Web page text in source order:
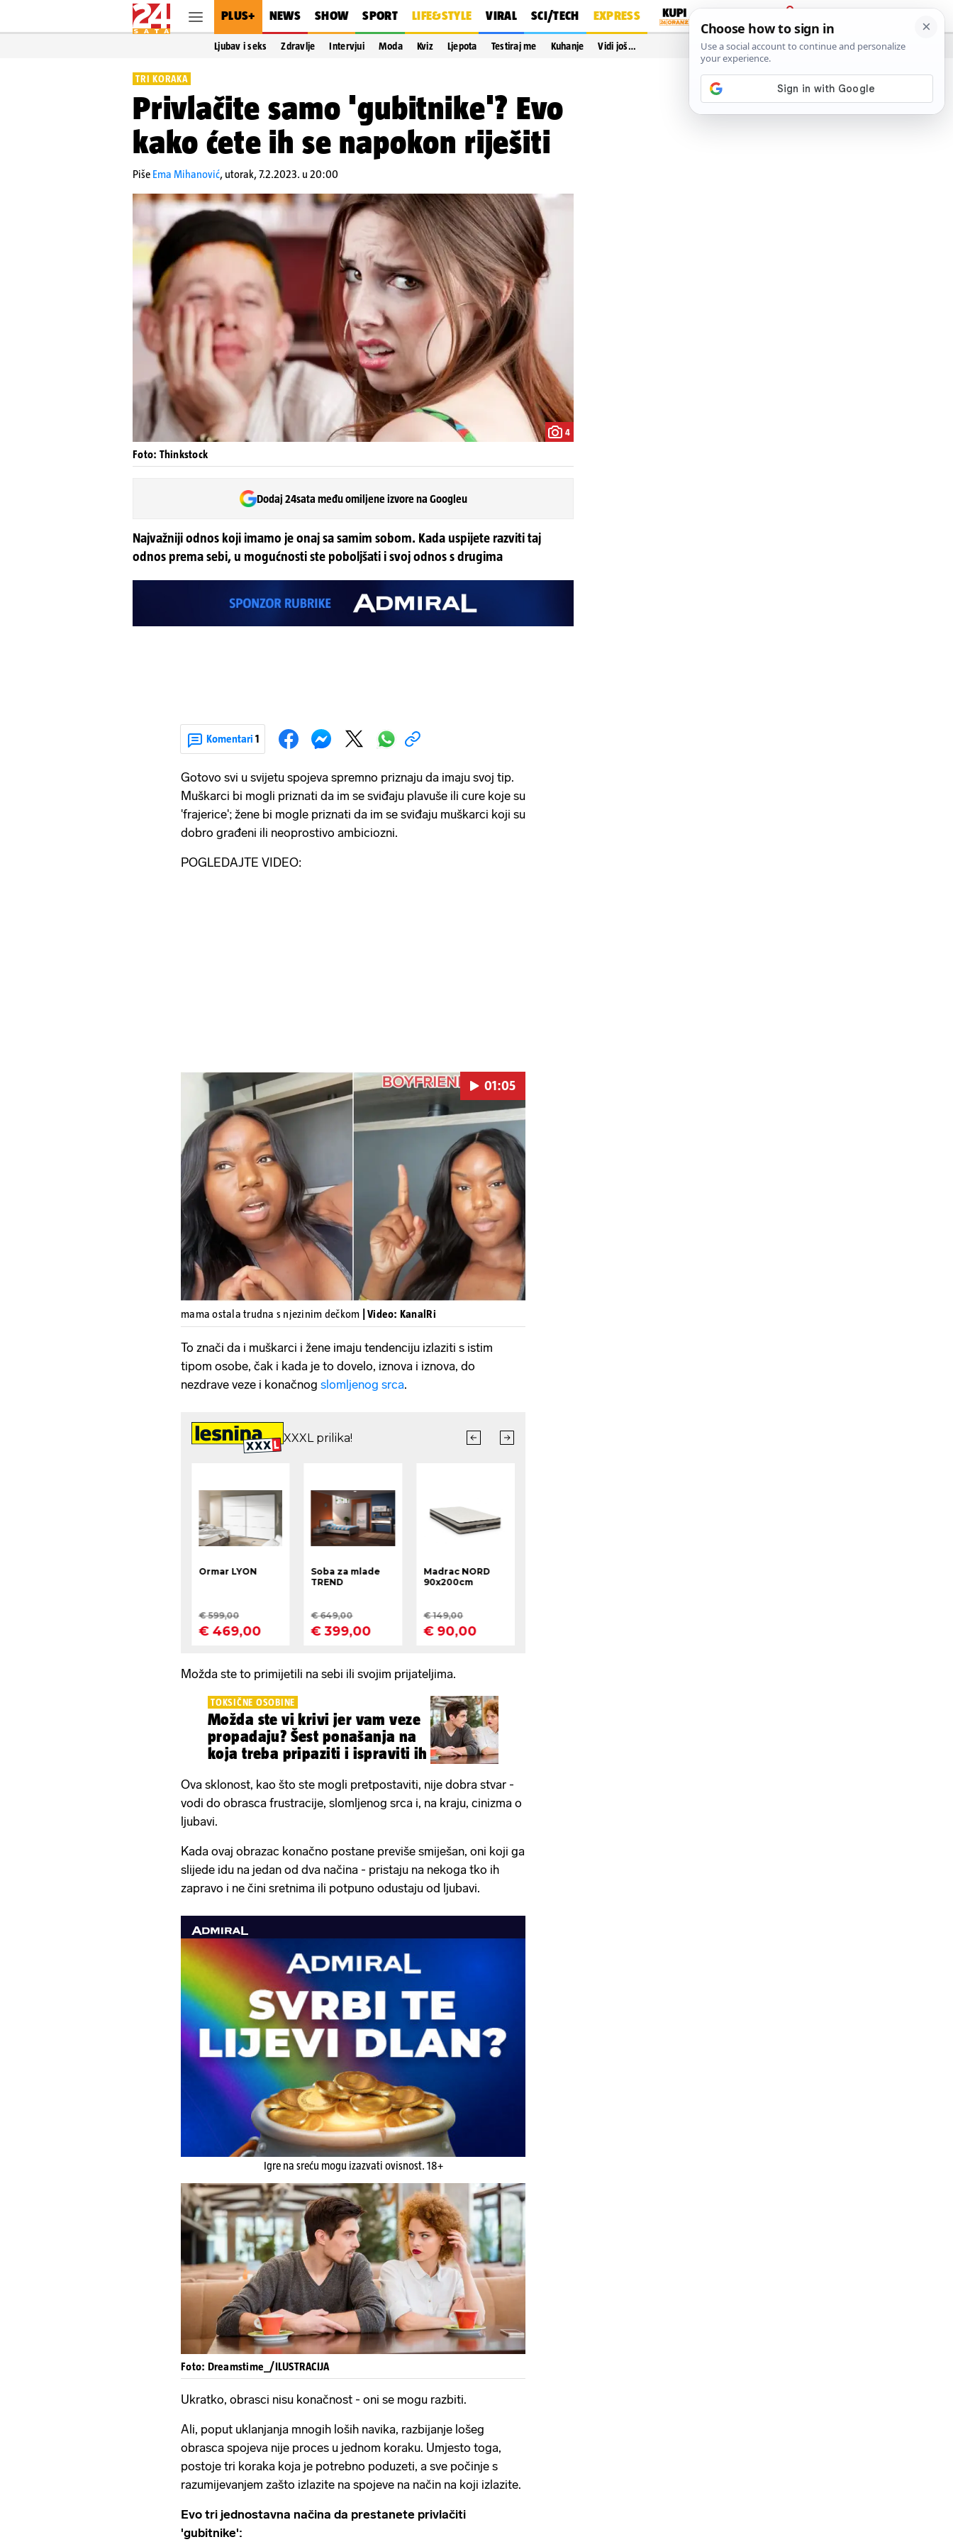
PLUS+ NEWS SHOW SPORT LIFE&STYLE VIRAL SCI/TECH EXPRESS
PRIJAVA
Ljubav i seks Zdravlje Intervjui Moda Kviz Ljepota Testiraj me Kuhanje Vidi još…
TRI KORAKA
Privlačite samo 'gubitnike'? Evo
kako ćete ih se napokon riješiti
Piše Ema Mihanović, utorak, 7.2.2023. u 20:00
4
Foto: Thinkstock
Dodaj 24sata među omiljene izvore na Googleu
Najvažniji odnos koji imamo je onaj sa samim sobom. Kada uspijete razviti taj
odnos prema sebi, u mogućnosti ste poboljšati i svoj odnos s drugima
Komentari 1
Gotovo svi u svijetu spojeva spremno priznaju da imaju svoj tip.
Muškarci bi mogli priznati da im se sviđaju plavuše ili cure koje su
'frajerice'; žene bi mogle priznati da im se sviđaju muškarci koji su
dobro građeni ili neoprostivo ambiciozni.
POGLEDAJTE VIDEO:
Pokretanje videa...
01:05
mama ostala trudna s njezinim dečkom | Video: KanalRi
To znači da i muškarci i žene imaju tendenciju izlaziti s istim
tipom osobe, čak i kada je to dovelo, iznova i iznova, do
nezdrave veze i konačnog slomljenog srca.
Možda ste to primijetili na sebi ili svojim prijateljima.
TOKSIČNE OSOBINE
Možda ste vi krivi jer vam veze
propadaju? Šest ponašanja na
koja treba pripaziti i ispraviti ih
Ova sklonost, kao što ste mogli pretpostaviti, nije dobra stvar -
vodi do obrasca frustracije, slomljenog srca i, na kraju, cinizma o
ljubavi.
Kada ovaj obrazac konačno postane previše smiješan, oni koji ga
slijede idu na jedan od dva načina - pristaju na nekoga tko ih
zapravo i ne čini sretnima ili potpuno odustaju od ljubavi.
Igre na sreću mogu izazvati ovisnost. 18+
Foto: Dreamstime_/ILUSTRACIJA
Ukratko, obrasci nisu konačnost - oni se mogu razbiti.
Ali, poput uklanjanja mnogih loših navika, razbijanje lošeg
obrasca spojeva nije proces u jednom koraku. Umjesto toga,
postoje tri koraka koja je potrebno poduzeti, a sve počinje s
razumijevanjem zašto izlazite na spojeve na način na koji izlazite.
Evo tri jednostavna načina da prestanete privlačiti
'gubitnike':